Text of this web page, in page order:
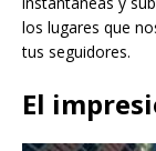
los lugares que
tus seguidores.
El